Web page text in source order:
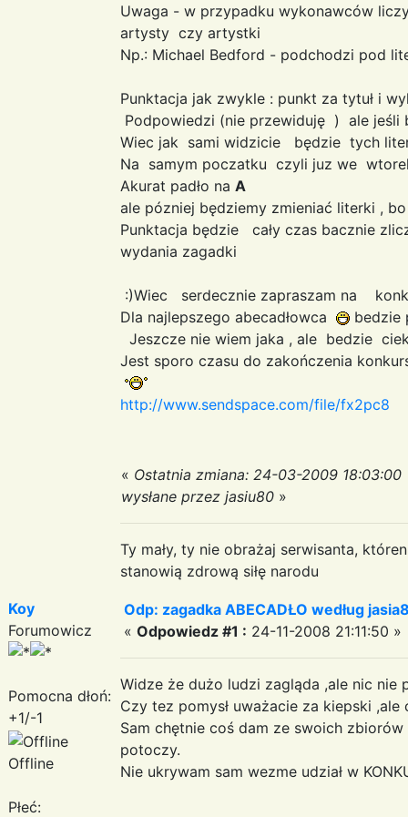
Uwaga - w przypadku wykonawców
artysty czy artystki
Np.: Michael Bedford - podchodzi pod
Punktacja jak zwykle : punkt za tytuł i
Podpowiedzi (nie przewiduję ) ale jeśli
Wiec jak sami widzicie będzie tych
Na samym poczatku czyli juz we
Akurat padło na A
ale pózniej będziemy zmieniać literki ,
Punktacja będzie cały czas bacznie
wydania zagadki
:)Wiec serdecznie zapraszam na
Dla najlepszego abecadłowca
bedzie
Jeszcze nie wiem jaka , ale bedzie
Jest sporo czasu do zakończenia
http://www.sendspace.com/file/fx2pc8
« Ostatnia zmiana: 24-03-2009 18:03:00
wysłane przez jasiu80 »
Ty mały, ty nie obrażaj serwisanta,
stanowią zdrową siłę narodu
Koy
Forumowicz
Pomocna dłoń:
+1/-1
Offline
Płeć:
Odp: zagadka ABECADŁO według
« Odpowiedz #1 : 24-11-2008 21:11:50 »
Widze że dużo ludzi zagląda ,ale nic nie
Czy tez pomysł uważacie za kiepski
Sam chętnie coś dam ze swoich
potoczy.
Nie ukrywam sam wezme udział w